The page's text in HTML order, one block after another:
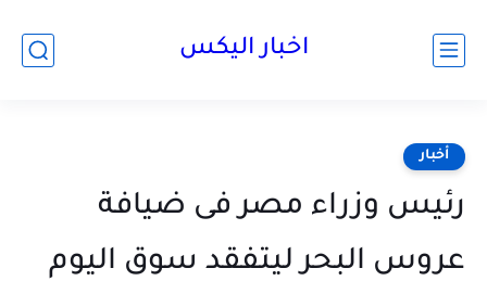
اخبار اليكس
أخبار
رئيس وزراء مصر فى ضيافة
عروس البحر ليتفقد سوق اليوم